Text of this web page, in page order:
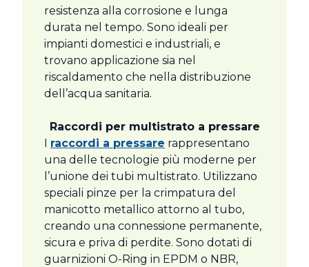
resistenza alla corrosione e lunga
durata nel tempo. Sono ideali per
impianti domestici e industriali, e
trovano applicazione sia nel
riscaldamento che nella distribuzione
dell’acqua sanitaria.
Raccordi per multistrato a pressare
I raccordi a pressare rappresentano
una delle tecnologie più moderne per
l’unione dei tubi multistrato. Utilizzano
speciali pinze per la crimpatura del
manicotto metallico attorno al tubo,
creando una connessione permanente,
sicura e priva di perdite. Sono dotati di
guarnizioni O-Ring in EPDM o NBR,